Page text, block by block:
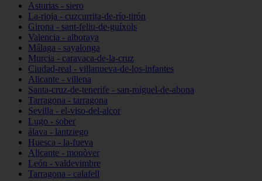
Asturias - siero
La-rioja - cuzcurrita-de-río-tirón
Girona - sant-feliu-de-guíxols
Valencia - alboraya
Málaga - sayalonga
Murcia - caravaca-de-la-cruz
Ciudad-real - villanueva-de-los-infantes
Alicante - villena
Santa-cruz-de-tenerife - san-miguel-de-abona
Tarragona - tarragona
Sevilla - el-viso-del-alcor
Lugo - sober
álava - lantziego
Huesca - la-fueva
Alicante - monòver
León - valdevimbre
Tarragona - calafell